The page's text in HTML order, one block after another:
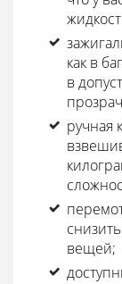
как в
в
ручная
вещей;